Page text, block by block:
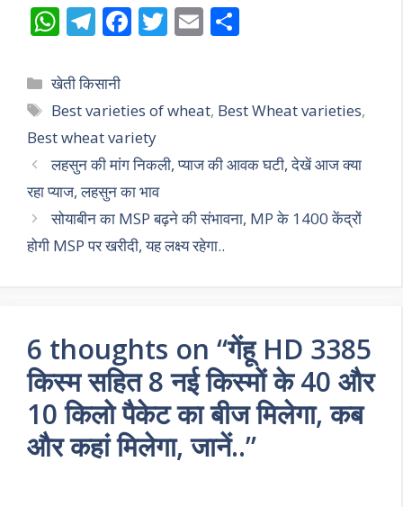
W
h
at
s
A
p
p
T
el
e
gr
a
m
F
ac
b
o
o
k
T
w
er
E
m
l e
Categories
खेती किसानी
Tags
Best varieties of wheat, Best Wheat varieties,
Best wheat variety
लहसुन की मांग निकली, प्याज की आवक घटी, देखें आज क्या
रहा प्याज, लहसुन का भाव
सोयाबीन का MSP बढ़ने की संभावना, MP के 1400 केंद्रों
होगी MSP पर खरीदी, यह लक्ष्य रहेगा..
6 thoughts on “गेंहू HD 3385
किस्म सहित 8 नई किस्मों के 40 और
10 किलो पैकेट का बीज मिलेगा, कब
और कहां मिलेगा, जानें..”